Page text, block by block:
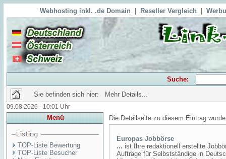
Webhosting inkl. .de Domain Reseller Vergleich
Suche:
Sie befinden sich hier: Mehr Details...
09.08.2026 - 10:01 Uhr
Menü
TOP-Liste Bewertung
TOP-Liste Besucher
Die Detailseite zu diesem Eintrag
Europas Jobbörse
... ist Ihre redaktionell erstellte
Aufträge für Selbstständige in